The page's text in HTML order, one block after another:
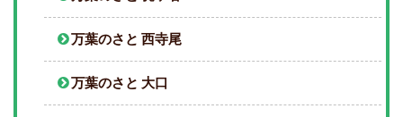
万葉のさと 西寺尾
万葉のさと 大口